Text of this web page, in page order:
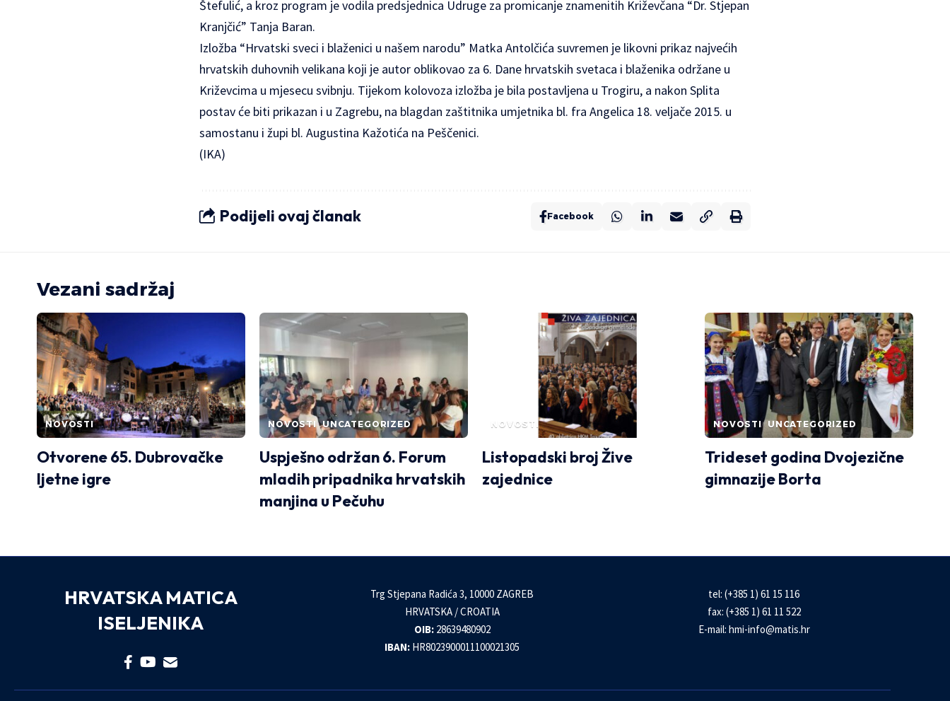
Štefulić, a kroz program je vodila predsjednica Udruge za promicanje znamenitih Križevčana “Dr. Stjepan
Kranjčić” Tanja Baran.
Izložba “Hrvatski sveci i blaženici u našem narodu” Matka Antolčića suvremen je likovni prikaz najvećih
hrvatskih duhovnih velikana koji je autor oblikovao za 6. Dane hrvatskih svetaca i blaženika održane u
Križevcima u mjesecu svibnju. Tijekom kolovoza izložba je bila postavljena u Trogiru, a nakon Splita
postav će biti prikazan i u Zagrebu, na blagdan zaštitnika umjetnika bl. fra Angelica 18. veljače 2015. u
samostanu i župi bl. Augustina Kažotića na Peščenici.
(IKA)
Podijeli ovaj članak Facebook
Vezani sadržaj
NOVOSTI
Otvorene 65. Dubrovačke
ljetne igre
NOVOSTI UNCATEGORIZED
Uspješno održan 6. Forum
mladih pripadnika hrvatskih
manjina u Pečuhu
NOVOSTI
Listopadski broj Žive
zajednice
NOVOSTI UNCATEGORIZED
Trideset godina Dvojezične
gimnazije Borta
HRVATSKA MATICA
ISELJENIKA
Trg Stjepana Radića 3, 10000 ZAGREB
HRVATSKA / CROATIA
OIB:28639480902
IBAN: HR8023900011100021305
tel: (+385 1) 61 15 116
fax: (+385 1) 61 11 522
E-mail: hmi-info@matis.hr